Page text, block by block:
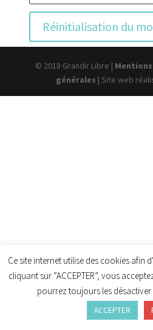
Réinitialisation du
© 2018 Grandir Libre |
générales | Site web
Ce site internet utilise des cookies afin
cliquant sur ”ACCEPTER”, vous
pourrez toujours les désactiver
ACCEPTER